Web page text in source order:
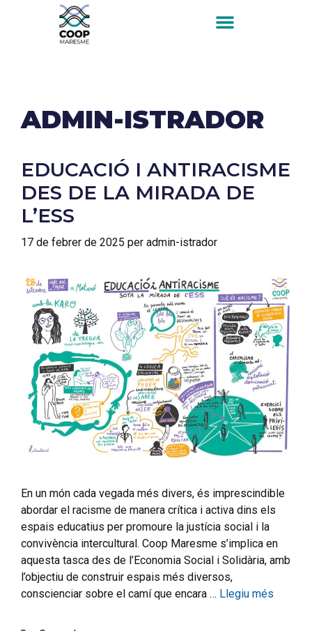
ADMIN-ISTRADOR
EDUCACIÓ I ANTIRACISME
DES DE LA MIRADA DE
L’ESS
17 de febrer de 2025 per admin-istrador
En un món cada vegada més divers, és imprescindible
abordar el racisme de manera crítica i activa dins els
espais educatius per promoure la justícia social i la
convivència intercultural. Coop Maresme s’implica en
aquesta tasca des de l’Economia Social i Solidària, amb
l’objectiu de construir espais més diversos,
conscienciar sobre el camí que encara … Llegiu més